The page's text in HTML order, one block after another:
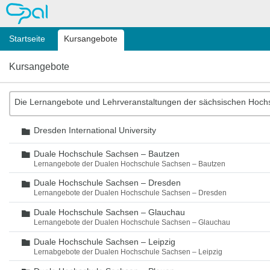
OPAL
Startseite Kursangebote
Kursangebote
Die Lernangebote und Lehrveranstaltungen der sächsischen
Ordner
Dresden International University
Ordner
Duale Hochschule Sachsen – Bautzen
Lernangebote der Dualen Hochschule Sachsen – Bautzen
Ordner
Duale Hochschule Sachsen – Dresden
Lernangebote der Dualen Hochschule Sachsen – Dresden
Ordner
Duale Hochschule Sachsen – Glauchau
Lernangebote der Dualen Hochschule Sachsen – Glauchau
Ordner
Duale Hochschule Sachsen – Leipzig
Lernabgebote der Dualen Hochschule Sachsen – Leipzig